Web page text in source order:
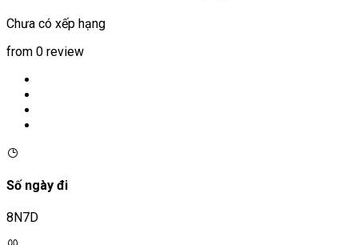
Chưa có xếp hạng
from 0 review
Số ngày đi
8N7D